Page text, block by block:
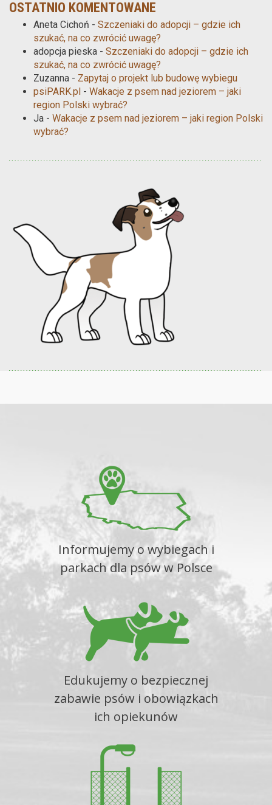
OSTATNIO KOMENTOWANE
Aneta Cichoń - Szczeniaki do adopcji – gdzie ich
szukać, na co zwrócić uwagę?
adopcja pieska - Szczeniaki do adopcji – gdzie ich
szukać, na co zwrócić uwagę?
Zuzanna - Zapytaj o projekt lub budowę wybiegu
psiPARK.pl - Wakacje z psem nad jeziorem – jaki
region Polski wybrać?
Ja - Wakacje z psem nad jeziorem – jaki region Polski
wybrać?
Informujemy o wybiegach i
parkach dla psów w Polsce
Edukujemy o bezpiecznej
zabawie psów i obowiązkach
ich opiekunów